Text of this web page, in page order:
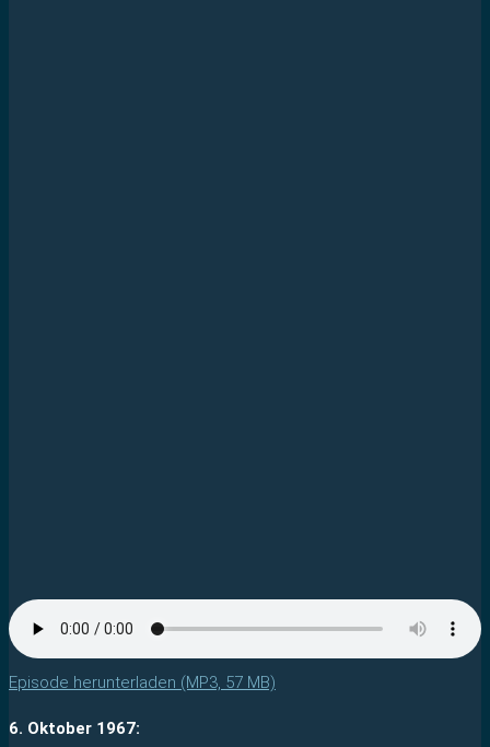
Episode herunterladen (MP3, 57 MB)
6. Oktober 1967: